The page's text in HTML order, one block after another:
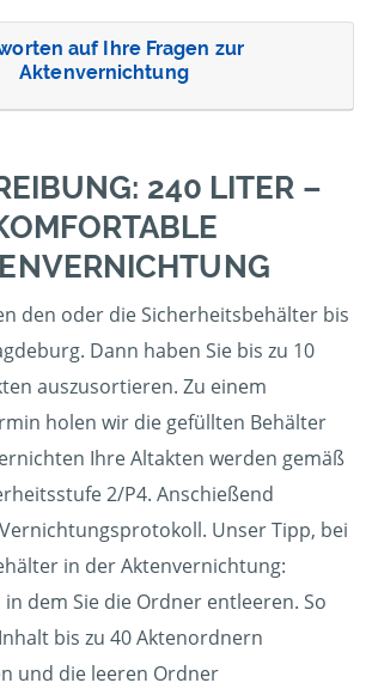
auf Ihre Fragen zur
Aktenvernichtung
240 LITER –
den oder die Sicherheitsbehälter bis
Dann haben Sie bis zu 10
auszusortieren. Zu einem
holen wir die gefüllten Behälter
Ihre Altakten werden gemäß
2/P4. Anschießend
Unser Tipp, bei
in der Aktenvernichtung:
in dem Sie die Ordner entleeren. So
bis zu 40 Aktenordnern
und die leeren Ordner